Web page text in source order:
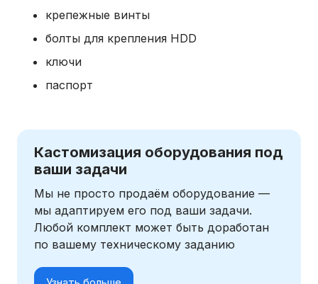
крепежные винты
болты для крепления HDD
ключи
паспорт
Кастомизация оборудования под
ваши задачи
Мы не просто продаём оборудование —
мы адаптируем его под ваши задачи.
Любой комплект может быть доработан
по вашему техническому заданию